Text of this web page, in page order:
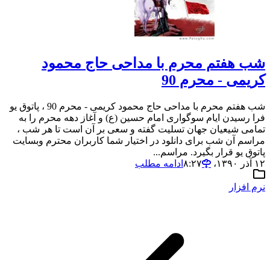
شب هفتم محرم با مداحی حاج محمود
کریمی - محرم 90
شب هفتم محرم با مداحی حاج محمود کریمی - محرم 90 ، پاتوق یو
فرا رسیدن ایام سوگواری امام حسین (ع) و آغاز دهه محرم را به
تمامی شیعیان جهان تسلیت گفته و سعی بر آن است تا هر شب ،
مراسم آن شب برای دانلود در اختیار شما کاربران محترم وبسایت
پاتوق یو قرار بگیرد. مراسم...
۱۲ آذر ۱۳۹۰،‏ ۸:۲۷
ادامه مطلب
نرم افزار